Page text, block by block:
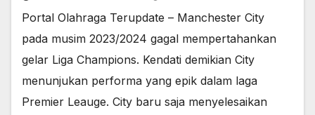
Portal Olahraga Terupdate – Manchester City
pada musim 2023/2024 gagal mempertahankan
gelar Liga Champions. Kendati demikian City
menunjukan performa yang epik dalam laga
Premier Leauge. City baru saja menyelesaikan